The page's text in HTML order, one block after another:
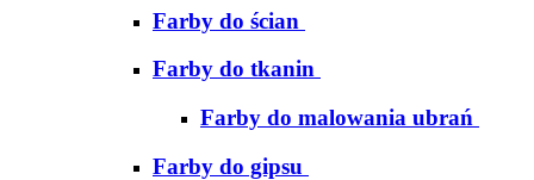
Farby do ścian
Farby do tkanin
Farby do malowania ubrań
Farby do gipsu